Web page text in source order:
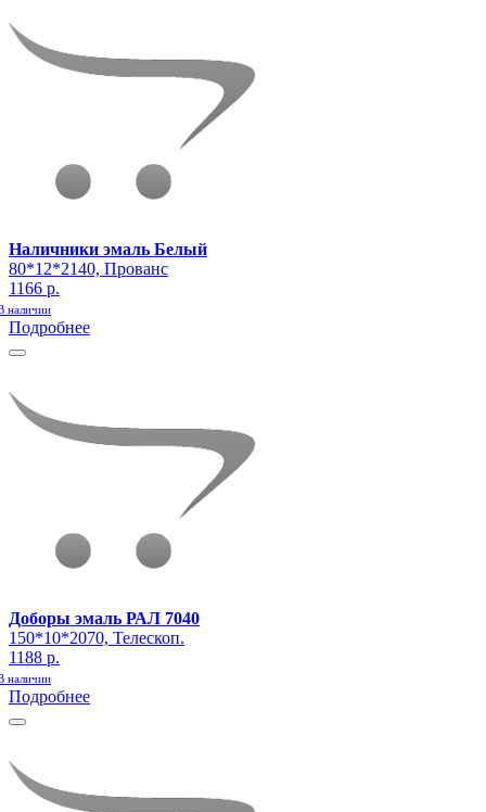
Наличники эмаль Белый
80*12*2140, Прованс
1166 р.
наличии
Подробнее
Доборы эмаль РАЛ 7040
150*10*2070, Телескоп.
1188 р.
наличии
Подробнее